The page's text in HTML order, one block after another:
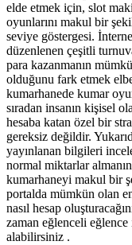
elde etmek için, slot
oyunlarını makul bir
seviye göstergesi.
düzenlenen çeşitli
para kazanmanın
olduğunu fark etmek
kumarhanede kumar
sıradan insanın kişisel
hesaba katan özel bir
gereksiz değildir.
yayınlanan bilgileri
normal miktarlar
kumarhaneyi makul bir
portalda mümkün olan
nasıl hesap
zaman eğlenceli
alabilirsiniz .